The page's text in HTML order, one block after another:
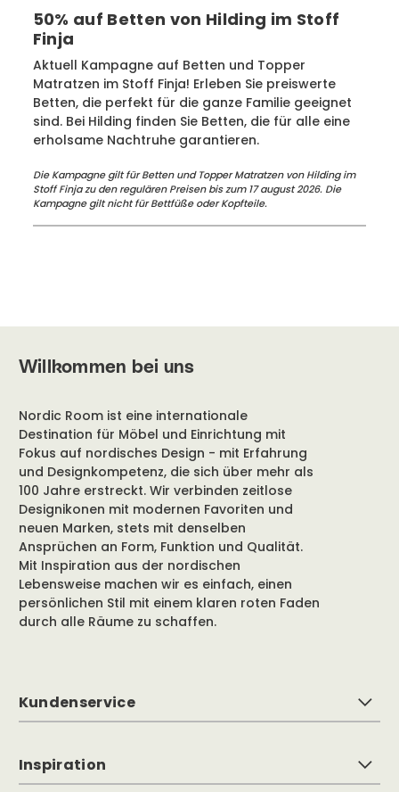
50% auf Betten von Hilding im Stoff
Finja
Aktuell Kampagne auf Betten und Topper
Matratzen im Stoff Finja! Erleben Sie preiswerte
Betten, die perfekt für die ganze Familie geeignet
sind. Bei Hilding finden Sie Betten, die für alle eine
erholsame Nachtruhe garantieren.
Die Kampagne gilt für Betten und Topper Matratzen von Hilding im
Stoff Finja zu den regulären Preisen bis zum 17 august 2026. Die
Kampagne gilt nicht für Bettfüße oder Kopfteile.
Willkommen bei uns
Nordic Room ist eine internationale
Destination für Möbel und Einrichtung mit
Fokus auf nordisches Design - mit Erfahrung
und Designkompetenz, die sich über mehr als
100 Jahre erstreckt. Wir verbinden zeitlose
Designikonen mit modernen Favoriten und
neuen Marken, stets mit denselben
Ansprüchen an Form, Funktion und Qualität.
Mit Inspiration aus der nordischen
Lebensweise machen wir es einfach, einen
persönlichen Stil mit einem klaren roten Faden
durch alle Räume zu schaffen.
Kundenservice
Inspiration